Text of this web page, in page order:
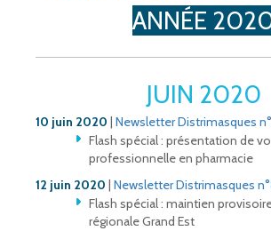
ANNÉE
JUIN 2020
10 juin 2020 | Newsletter Distrimasques
Flash spécial : présentation de
professionnelle en pharmacie
12 juin 2020 | Newsletter Distrimasques
Flash spécial : maintien
régionale Grand Est